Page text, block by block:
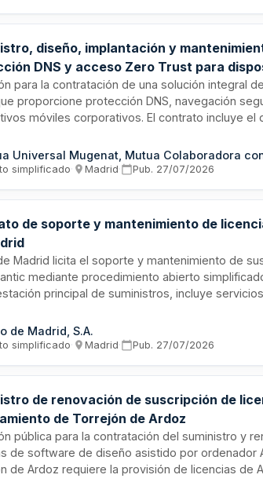
diseño, implantación y
DNS y acceso Zero Trust para
para la contratación de una solución integral
proporcione protección DNS, navegación
móviles corporativos. El contrato incluye el
puesta en marcha y servicios continuos de
debe integrase con sistemas de identidad,
Universal Mugenat, Mutua Colaboradora
simplificado· Madrid· Pub. 27/07/2026
de soporte y mantenimiento de
Madrid licita el soporte y mantenimiento de
mediante procedimiento abierto
principal de suministros, incluye
El adjudicatario deberá ser fabricante o socio
de la solución.
de Madrid, S.A.
simplificado· Madrid· Pub. 27/07/2026
de renovación de suscripción de
de Torrejón de Ardoz
pública para la contratación del suministro y
de software de diseño asistido por ordenador
de Ardoz requiere la provisión de licencias de